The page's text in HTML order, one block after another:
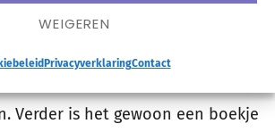
WEIGEREN
PrivacyverklaringContact
óók in een informatief boek.
Verder is het gewoon een boekje